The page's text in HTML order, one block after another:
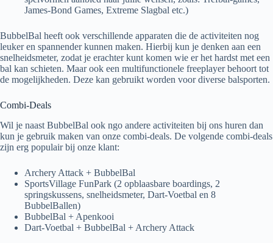
James-Bond Games, Extreme Slagbal etc.)
BubbelBal heeft ook verschillende apparaten die de activiteiten nog
leuker en spannender kunnen maken. Hierbij kun je denken aan een
snelheidsmeter, zodat je erachter kunt komen wie er het hardst met een
bal kan schieten. Maar ook een multifunctionele freeplayer behoort tot
de mogelijkheden. Deze kan gebruikt worden voor diverse balsporten.
Combi-Deals
Wil je naast BubbelBal ook ngo andere activiteiten bij ons huren dan
kun je gebruik maken van onze combi-deals. De volgende combi-deals
zijn erg populair bij onze klant:
Archery Attack + BubbelBal
SportsVillage FunPark (2 opblaasbare boardings, 2
springskussens, snelheidsmeter, Dart-Voetbal en 8
BubbelBallen)
BubbelBal + Apenkooi
Dart-Voetbal + BubbelBal + Archery Attack